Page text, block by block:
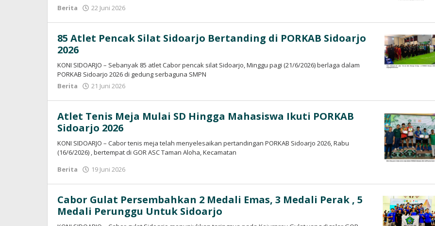
Berita
22 Juni 2026
85 Atlet Pencak Silat Sidoarjo Bertanding di PORKAB Sidoarjo
2026
KONI SIDOARJO – Sebanyak 85 atlet Cabor pencak silat Sidoarjo, Minggu pagi (21/6/2026) berlaga dalam
PORKAB Sidoarjo 2026 di gedung serbaguna SMPN
Berita
21 Juni 2026
Atlet Tenis Meja Mulai SD Hingga Mahasiswa Ikuti PORKAB
Sidoarjo 2026
KONI SIDOARJO – Cabor tenis meja telah menyelesaikan pertandingan PORKAB Sidoarjo 2026, Rabu
(16/6/2026) , bertempat di GOR ASC Taman Aloha, Kecamatan
Berita
19 Juni 2026
Cabor Gulat Persembahkan 2 Medali Emas, 3 Medali Perak , 5
Medali Perunggu Untuk Sidoarjo